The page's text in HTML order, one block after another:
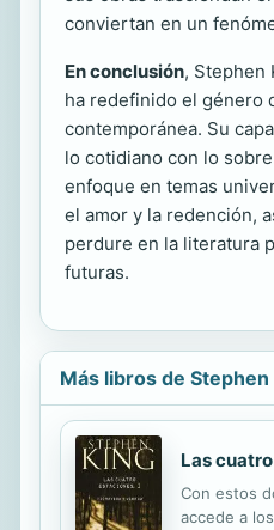
conviertan en un
En conclusión, Stephen
ha redefinido el género
contemporánea. Su
lo cotidiano con lo
enfoque en temas
el amor y la redención,
perdure en la literatura
futuras.
Más libros de
Las
Con estos
accede a